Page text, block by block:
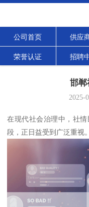
公司首页 供应
荣誉认证 招聘
邯郸
2025-
在现代社会治理中，社
段，正日益受到广泛重视。